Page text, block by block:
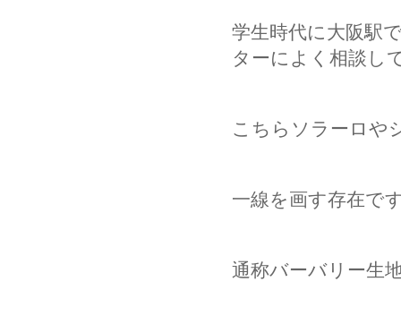
学生時代に大阪駅
ターによく相談し
こちらソラーロや
一線を画す存在で
通称バーバリー生